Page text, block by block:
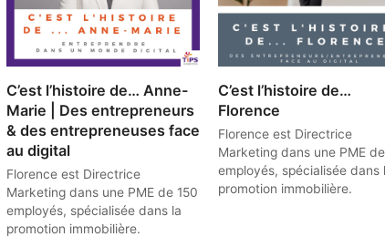
C’est l’histoire de… Anne-
Marie | Des entrepreneurs
& des entrepreneuses face
au digital
Florence est Directrice
Marketing dans une PME de 150
employés, spécialisée dans la
promotion immobilière.
C’est l’histoire de…
Florence
Florence est Directrice
Marketing dans une PME
employés, spécialisée dans
promotion immobilière.